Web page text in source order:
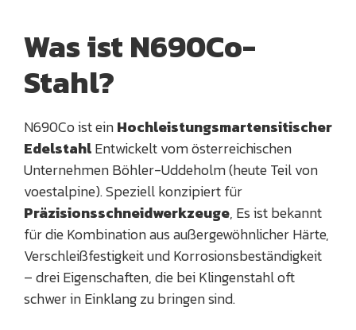
Was ist N690Co-
Stahl?
N690Co ist einHochleistungsmartensitischer
EdelstahlEntwickelt vom österreichischen
Unternehmen Böhler-Uddeholm (heute Teil von
voestalpine). Speziell konzipiert für
Präzisionsschneidwerkzeuge, Es ist bekannt
für die Kombination aus außergewöhnlicher Härte,
Verschleißfestigkeit und Korrosionsbeständigkeit
– drei Eigenschaften, die bei Klingenstahl oft
schwer in Einklang zu bringen sind.